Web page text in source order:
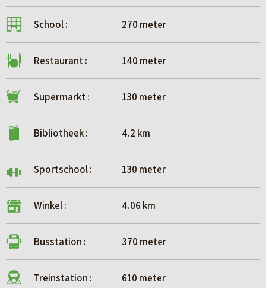
School : 270 meter
Restaurant : 140 meter
Supermarkt : 130 meter
Bibliotheek : 4.2 km
Sportschool : 130 meter
Winkel : 4.06 km
Busstation : 370 meter
Treinstation : 610 meter